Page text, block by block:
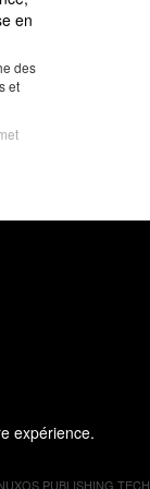
expérience.
en
des
et
PUBLISHING